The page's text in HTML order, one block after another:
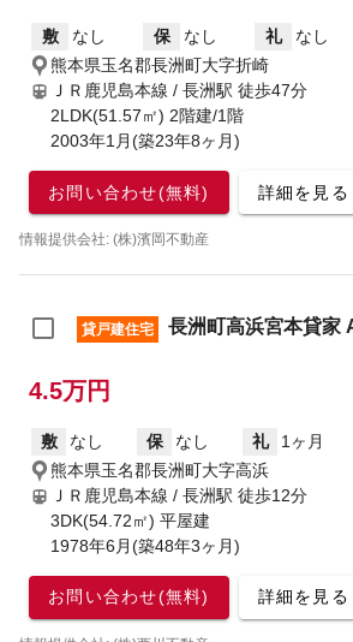
敷 なし 保 なし 礼
なし
熊本県玉名郡長洲町大字折崎
ＪＲ鹿児島本線 / 長洲駅 徒歩47分
2LDK(51.57㎡) 2階建/1階
2003年1月(築23年8ヶ月)
お問い合わせ(無料) 詳細を見る
情報提供会社: (株)濱岡不動産
貸戸建住宅 長洲町高浜宮本貸家
4.5万円
敷 なし 保 なし 礼
1ヶ月
熊本県玉名郡長洲町大字高浜
ＪＲ鹿児島本線 / 長洲駅 徒歩12分
3DK(54.72㎡) 平屋建
1978年6月(築48年3ヶ月)
お問い合わせ(無料) 詳細を見る